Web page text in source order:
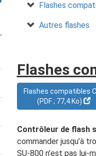
Flashes
Autres flashes
Flashes
Flashes compatibles
(PDF ; 77,4 Ko)
Contrôleur de flash
commander jusqu’à
SU-800 n’est pas lui-